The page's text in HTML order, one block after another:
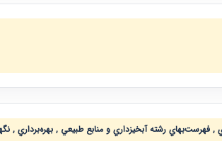
فهرست‌بهاي رشته آبخيزداري و منابع طبيعي , بهره‌برداري ,